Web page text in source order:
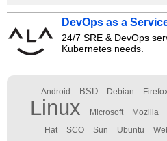
DevOps as a
24/7 SRE & DevOps
Kubernetes needs.
Android BSD Debian
Linux Microsoft Mozilla
Hat SCO Sun Ubuntu